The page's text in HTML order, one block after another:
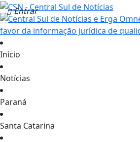
Entrar
Início
Notícias
Paraná
Santa Catarina